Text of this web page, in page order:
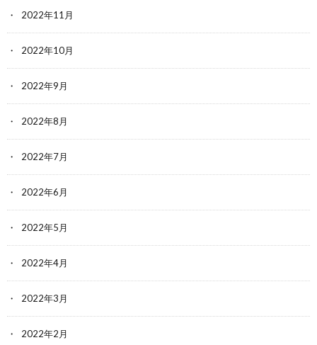
2022年11月
2022年10月
2022年9月
2022年8月
2022年7月
2022年6月
2022年5月
2022年4月
2022年3月
2022年2月